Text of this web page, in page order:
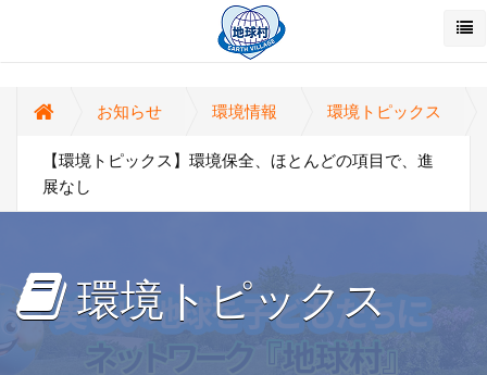
お知らせ 環境情報 環境トピックス
【環境トピックス】環境保全、ほとんどの項目で、進
展なし
環境トピックス